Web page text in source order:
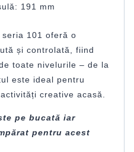
191 mm
seria 101 oferă o
și controlată, fiind
toate nivelurile – de la
este ideal pentru
creative acasă.
pe bucată iar
pentru acest